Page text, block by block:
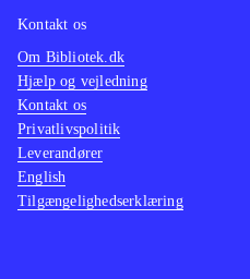
Kontakt os
Om Bibliotek.dk
Hjælp og vejledning
Kontakt os
Privatlivspolitik
Leverandører
English
Tilgængelighedserklæring